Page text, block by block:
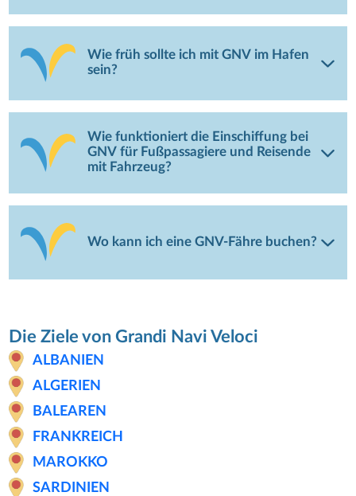
Wie früh sollte ich mit GNV im Hafen
sein?
Wie funktioniert die Einschiffung bei
GNV für Fußpassagiere und Reisende
mit Fahrzeug?
Wo kann ich eine GNV-Fähre buchen?
Die Ziele von Grandi Navi Veloci
ALBANIEN
ALGERIEN
BALEAREN
FRANKREICH
MAROKKO
SARDINIEN